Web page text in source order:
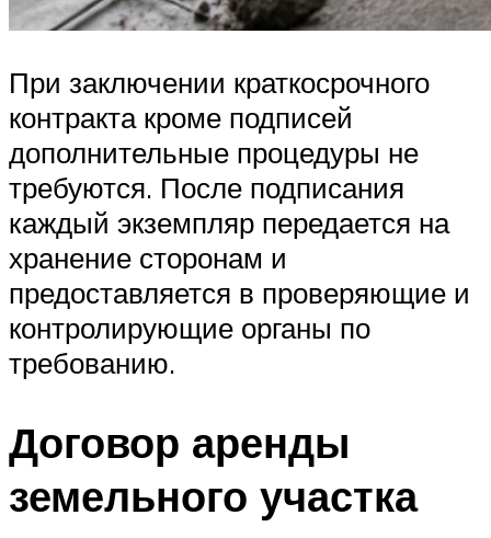
При заключении краткосрочного
контракта кроме подписей
дополнительные процедуры не
требуются. После подписания
каждый экземпляр передается на
хранение сторонам и
предоставляется в проверяющие и
контролирующие органы по
требованию.
Договор аренды
земельного участка